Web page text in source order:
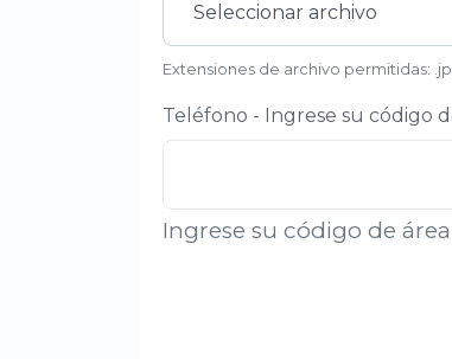
Seleccionar archivo
Extensiones de archivo permitidas:
Teléfono - Ingrese su código
Ingrese su código de